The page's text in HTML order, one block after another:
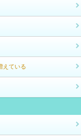
えている